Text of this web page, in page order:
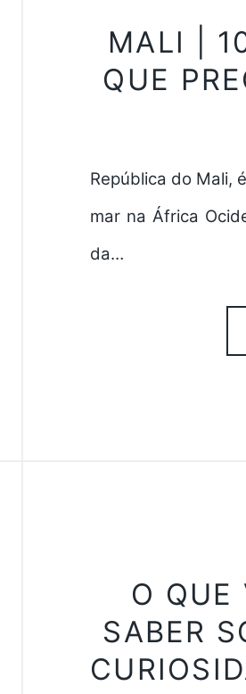
MALI |
QUE
República do Mali,
mar na África
da…
O QUE
SABER